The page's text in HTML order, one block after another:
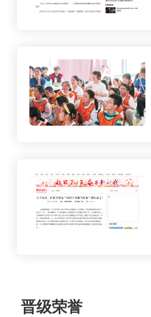
晋级荣誉